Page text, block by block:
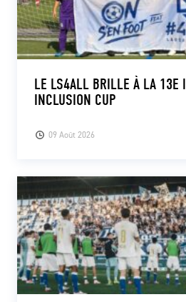
09 Août 2026
LE LS4ALL BRILLE À LA 13E
INCLUSION CUP